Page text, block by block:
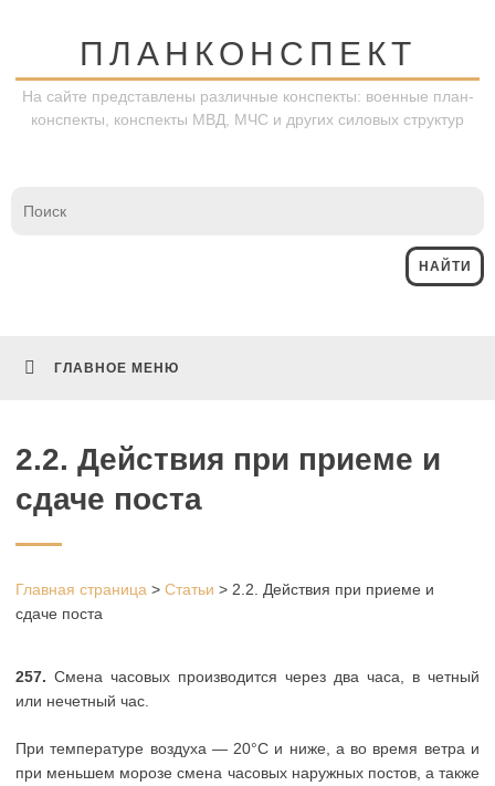
ПЛАНКОНСПЕКТ
На сайте представлены различные конспекты: военные план-
конспекты, конспекты МВД, МЧС и других силовых структур
ГЛАВНОЕ МЕНЮ
2.2. Действия при приеме и
сдаче поста
Главная страница > Статьи > 2.2. Действия при приеме и
сдаче поста
257. Смена часовых производится через два часа, в четный
или нечетный час.
При температуре воздуха — 20°С и ниже, а во время ветра и
при меньшем морозе смена часовых наружных постов, а также